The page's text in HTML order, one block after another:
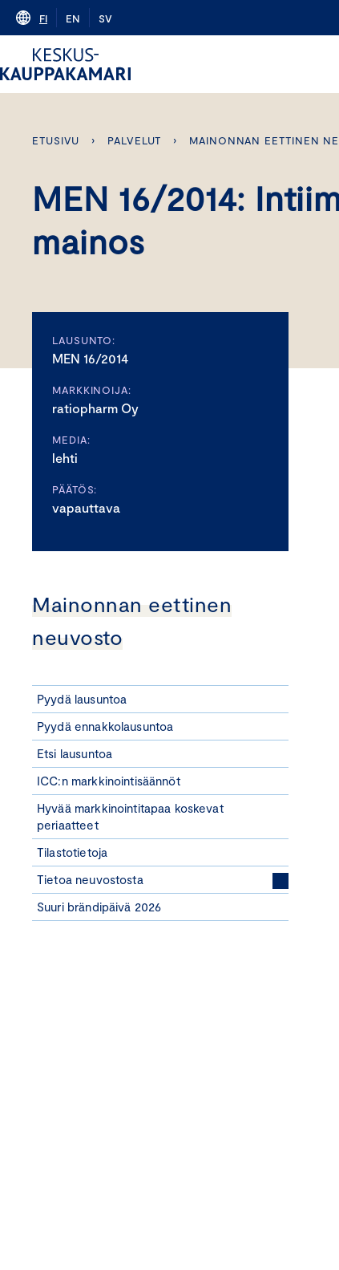
Skip
content
FI EN SV
ETUSIVU › PALVELUT › MAINONNAN EETTINEN
MEN 16/2014:
mainos
LAUSUNTO:
MEN 16/2014
MARKKINOIJA:
ratiopharm Oy
MEDIA:
lehti
PÄÄTÖS:
vapauttava
Mainonnan eettinen
neuvosto
Pyydä lausuntoa
Pyydä ennakkolausuntoa
Etsi lausuntoa
ICC:n markkinointisäännöt
Hyvää markkinointitapaa koskevat
periaatteet
Tilastotietoja
Tietoa neuvostosta
Suuri brändipäivä 2026